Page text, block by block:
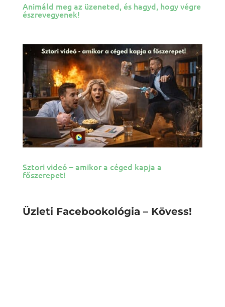
Animáld meg az üzeneted, és hagyd, hogy végre
észrevegyenek!
Sztori videó – amikor a céged kapja a
főszerepet!
Üzleti Facebookológia – Kövess!